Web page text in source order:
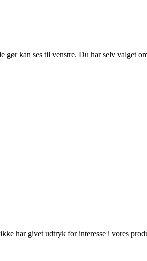
kan ses til venstre. Du har selv valget
har givet udtryk for interesse i vores